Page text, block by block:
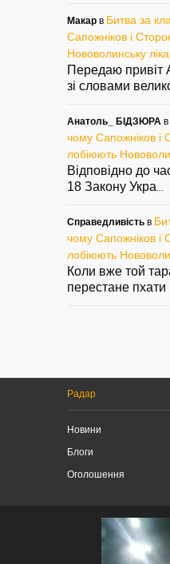
Макар в Битва за
Сапожніков і
Нововолинську
Передаю привіт
зі словами
Анатоль_ БІДЗЮРА в
чому Сапожніков і
лобіюють
Відповідно до
18 Закону Укра
Справедливість в
чому Сапожніков і
лобіюють
Коли вже той
перестане пхати
Радар
Новини
Блоги
Оголошення